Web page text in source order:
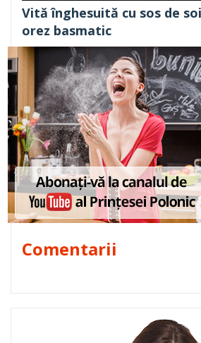
Vită înghesuită cu sos de
orez basmatic
Comentarii